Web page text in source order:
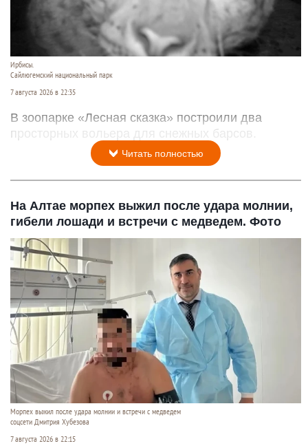
Ирбисы.
Сайлюгемский национальный парк
7 августа 2026 в 22:35
В зоопарке «Лесная сказка» построили два
просторных вольера для снежных барсов.
Читать полностью
На Алтае морпех выжил после удара молнии,
гибели лошади и встречи с медведем. Фото
Морпех выжил после удара молнии и встречи с медведем
соцсети Дмитрия Хубезова
7 августа 2026 в 22:15